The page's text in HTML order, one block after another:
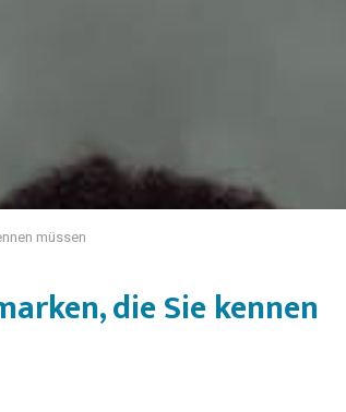
müssen
die Sie kennen